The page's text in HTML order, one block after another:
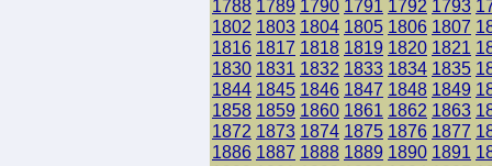
1788 1789 1790 1791 1792 1793
1802 1803 1804 1805 1806 1807
1816 1817 1818 1819 1820 1821
1830 1831 1832 1833 1834 1835
1844 1845 1846 1847 1848 1849
1858 1859 1860 1861 1862 1863
1872 1873 1874 1875 1876 1877
1886 1887 1888 1889 1890 1891